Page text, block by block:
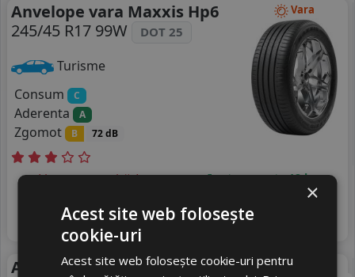
Vara
Anvelope vara Maxxis Hp6
245/45 R17 99W
DOT 25
Turisme
Consum
C
Aderenta A
Zgomot B 72 dB
Livrare gratuită *
672 RON
27%
In stoc - peste 12 buc
4 Adauga in cos
Iarna
Anvelope iarna Nankang
×
Acest site web folosește
cookie-uri
Acest site web folosește cookie-uri pentru